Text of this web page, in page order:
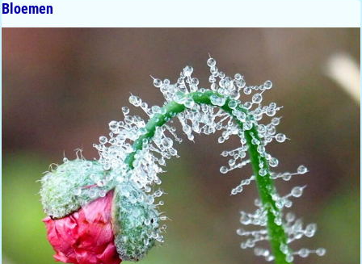
Bloemen